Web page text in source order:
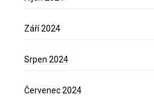
Září 2024
Srpen 2024
Červenec 2024